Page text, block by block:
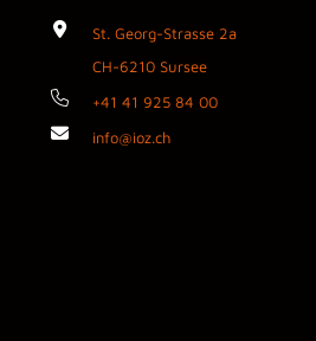
St. Georg-Strasse 2a
CH-6210 Sursee
+41 41 925 84 00
info@ioz.ch